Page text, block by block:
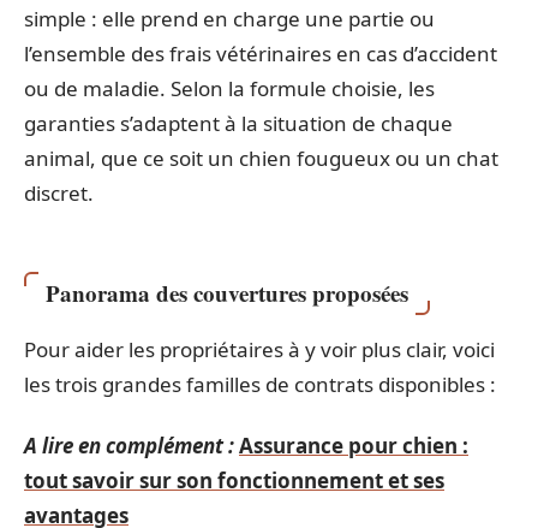
simple : elle prend en charge une partie ou
l’ensemble des frais vétérinaires en cas d’accident
ou de maladie. Selon la formule choisie, les
garanties s’adaptent à la situation de chaque
animal, que ce soit un chien fougueux ou un chat
discret.
Panorama des couvertures proposées
Pour aider les propriétaires à y voir plus clair, voici
les trois grandes familles de contrats disponibles :
A lire en complément :Assurance pour chien :
tout savoir sur son fonctionnement et ses
avantages